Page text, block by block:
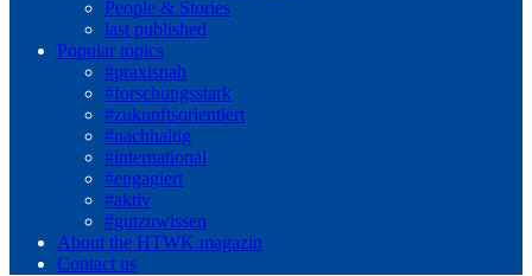
People & Stories
last published
Popular topics
#praxisnah
#forschungsstark
#zukunftsorientiert
#nachhaltig
#international
#engagiert
#aktiv
#gutzuwissen
About the HTWK.magazin
Contact us